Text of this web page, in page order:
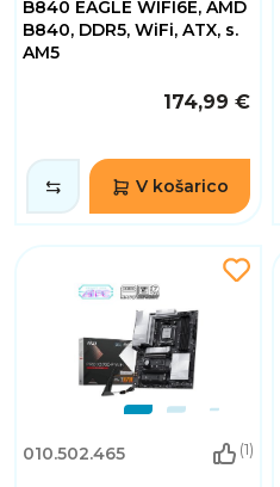
B840 EAGLE WIFI6E, AMD
B840, DDR5, WiFi, ATX, s.
AM5
174,99 €
V košarico
010.502.465 (1)